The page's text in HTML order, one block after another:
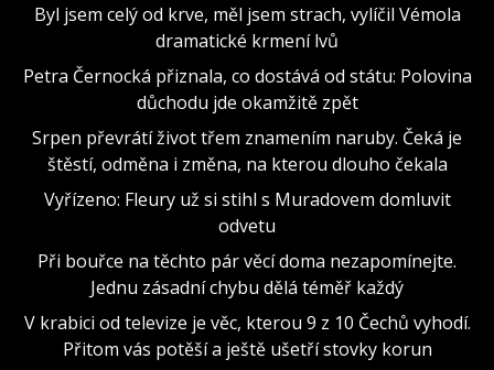
Byl jsem celý od krve, měl jsem strach, vylíčil Vémola
dramatické krmení lvů
Petra Černocká přiznala, co dostává od státu: Polovina
důchodu jde okamžitě zpět
Srpen převrátí život třem znamením naruby. Čeká je
štěstí, odměna i změna, na kterou dlouho čekala
Vyřízeno: Fleury už si stihl s Muradovem domluvit
odvetu
Při bouřce na těchto pár věcí doma nezapomínejte.
Jednu zásadní chybu dělá téměř každý
V krabici od televize je věc, kterou 9 z 10 Čechů vyhodí.
Přitom vás potěší a ještě ušetří stovky korun